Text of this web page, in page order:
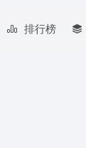
排行榜